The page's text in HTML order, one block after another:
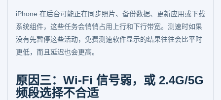
iPhone 在后台可能正在同步照片、备份数据、更新应用或下载
系统组件，这些任务会悄悄占用上行和下行带宽。测速时如果
没有先暂停这些活动，免费测速软件显示的结果往往会比平时
更低，而且延迟也会更高。
原因三：Wi-Fi 信号弱，或 2.4G/5G
频段选择不合适